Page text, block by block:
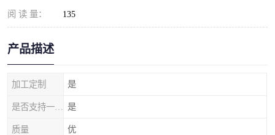
阅 读 量： 135
产品描述
加工定制 是
是
质量 优